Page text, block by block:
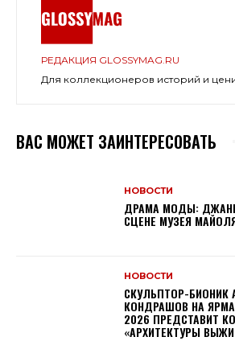
РЕДАКЦИЯ GLOSSYMAG.RU
Для коллекционеров историй и
ВАС МОЖЕТ ЗАИНТЕРЕСОВАТЬ
НОВОСТИ
ДРАМА МОДЫ:
СЦЕНЕ МУЗЕЯ
НОВОСТИ
СКУЛЬПТОР-БИОНИК
КОНДРАШОВ НА
2026 ПРЕДСТАВИТ
«АРХИТЕКТУРЫ